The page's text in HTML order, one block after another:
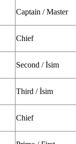
Captain / Master
Chief
Second / İsim
Third / İsim
Chief